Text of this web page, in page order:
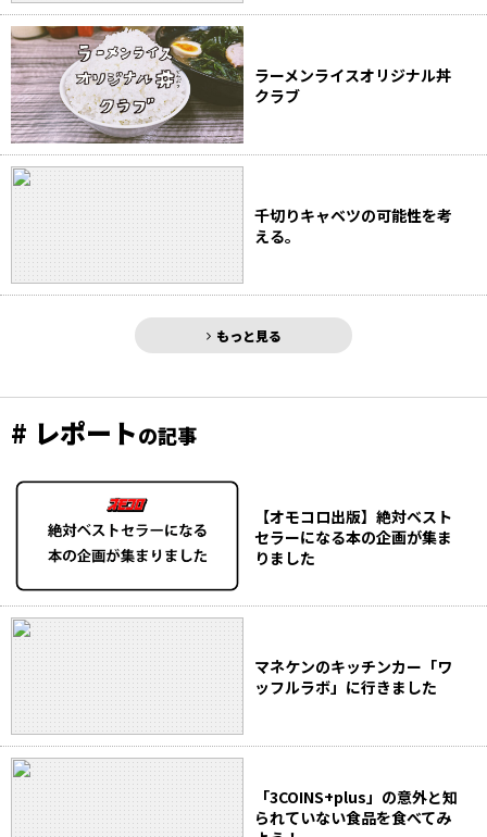
ラーメンライスオリジナル丼
クラブ
千切りキャベツの可能性を考
える。
もっと見る
# レポートの記事
【オモコロ出版】絶対ベスト
セラーになる本の企画が集ま
りました
マネケンのキッチンカー「ワ
ッフルラボ」に行きました
「3COINS+plus」の意外と知
られていない食品を食べてみ